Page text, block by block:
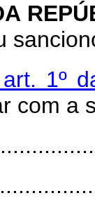
1º
com a